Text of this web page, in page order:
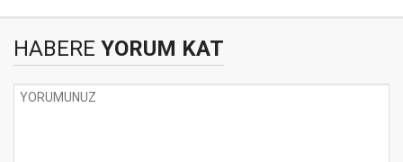
HABERE YORUM KAT